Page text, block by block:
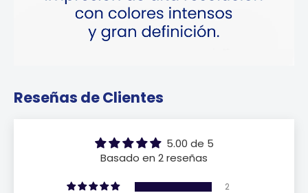
Reseñas de Clientes
5.00 de 5
Basado en 2 reseñas
2